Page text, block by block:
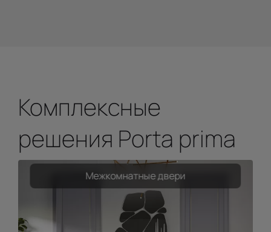
Комплексные
решения Porta prima
Межкомнатные двери